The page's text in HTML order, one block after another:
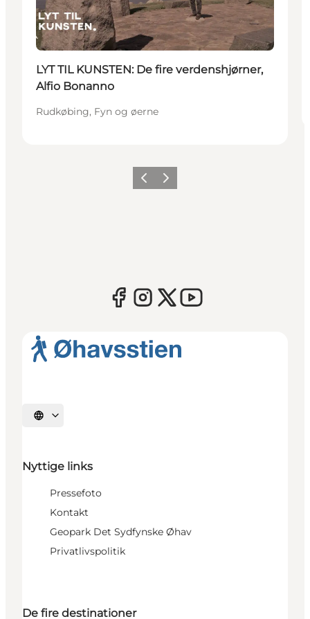
LYT TIL KUNSTEN: De fire verdenshjørner,
Alfio Bonanno
Rudkøbing, Fyn og øerne
ForrigeNæste
Vælg sprog
Nyttige links
Pressefoto
Kontakt
Geopark Det Sydfynske Øhav
Privatlivspolitik
De fire destinationer